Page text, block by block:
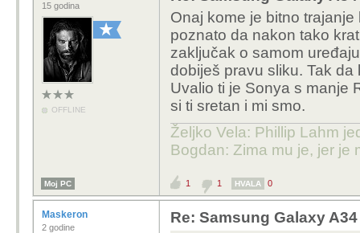
15 godina
OFFLINE
Onaj kome je bitno
poznato da nakon tako
zaključak o samom
dobiješ pravu sliku. Tak
Uvalio ti je Sonya s manje
si ti sretan i mi smo.
Željko Vela: Phillip Lahm
Bogdan: Zima mu je, jer je
Moj PC 1 1 HVALA 0
Maskeron
2 godine
Re: Samsung Galaxy A34